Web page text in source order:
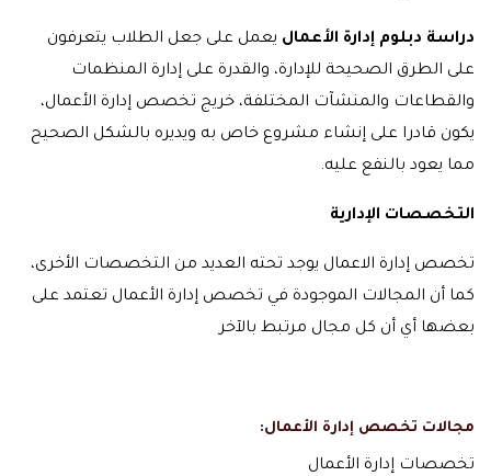
دراسة دبلوم إدارة الأعمال يعمل على جعل الطلاب يتعرفون
على الطرق الصحيحة للإدارة، والقدرة على إدارة المنظمات
والقطاعات والمنشآت المختلفة، خريج تخصص إدارة الأعمال،
يكون قادرا على إنشاء مشروع خاص به ويديره بالشكل الصحيح
مما يعود بالنفع عليه.
التخصصات الإدارية
تخصص إدارة الاعمال يوجد تحته العديد من التخصصات الأخرى،
كما أن المجالات الموجودة في تخصص إدارة الأعمال تعتمد على
بعضها أي أن كل مجال مرتبط بالآخر
مجالات تخصص إدارة الأعمال:
تخصصات إدارة الأعمال